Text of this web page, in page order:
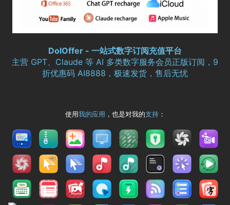
DolOffer - 一站式数字订阅充值平台
主营 GPT、Claude 等 AI 多类数字服务会员正版订阅，9
折优惠码 AI8888，极速发货，售后无忧
使用我的应用 ，也是对我的支持：